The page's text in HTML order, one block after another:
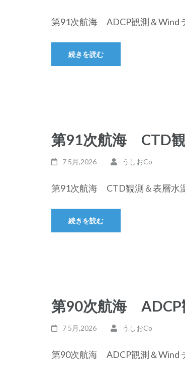
第91次航海 ADCP観測＆Wind
続きを読む
第91次航海 CTD
7 5月,2026 うしおCo
第91次航海 CTD観測＆表層水
続きを読む
第90次航海 ADCP
7 5月,2026 うしおCo
第90次航海 ADCP観測＆Wind